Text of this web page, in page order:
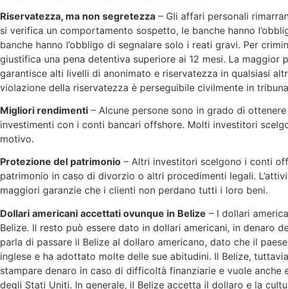
Riservatezza, ma non segretezza – Gli affari personali
si verifica un comportamento sospetto, le banche hanno
banche hanno l’obbligo di segnalare solo i reati gravi. Per
giustifica una pena detentiva superiore ai 12 mesi. La maggior
garantisce alti livelli di anonimato e riservatezza in qualsiasi
violazione della riservatezza è perseguibile civilmente in
Migliori rendimenti – Alcune persone sono in grado di
investimenti con i conti bancari offshore. Molti investitori
motivo.
Protezione del patrimonio – Altri investitori scelgono i conti
patrimonio in caso di divorzio o altri procedimenti legali.
maggiori garanzie che i clienti non perdano tutti i loro beni.
Dollari americani accettati ovunque in Belize – I dollari
Belize. Il resto può essere dato in dollari americani, in denaro
parla di passare il Belize al dollaro americano, dato che il
inglese e ha adottato molte delle sue abitudini. Il Belize,
stampare denaro in caso di difficoltà finanziarie e vuole anche
degli Stati Uniti. In generale, il Belize accetta il dollaro e la